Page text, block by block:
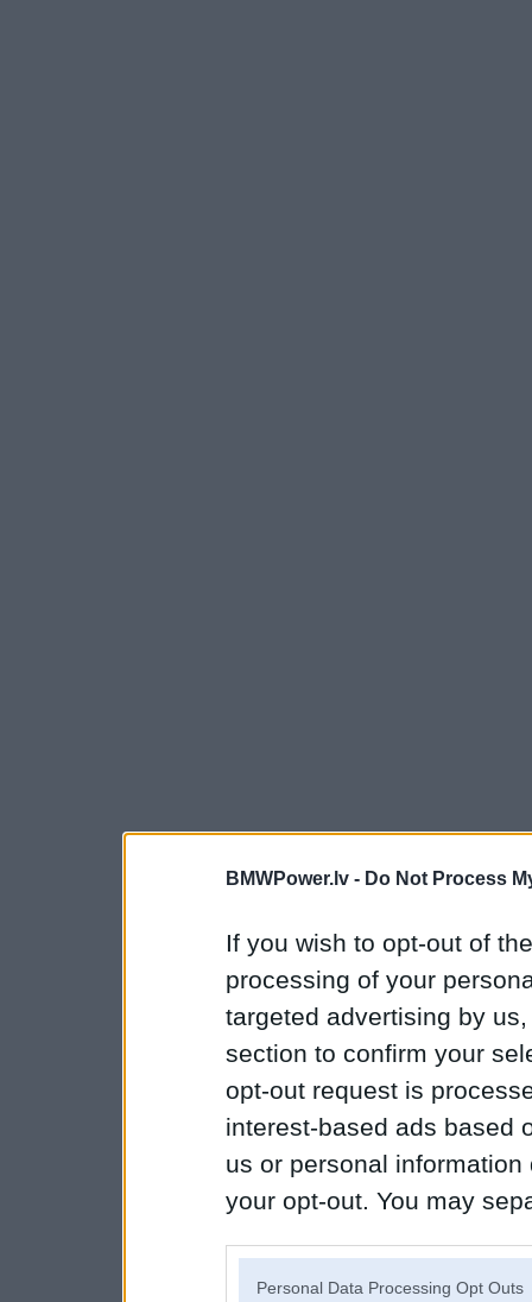
BMWPower.lv - Do Not Process
If you wish to opt-out of
processing of your
targeted advertising by
section to confirm your
opt-out request is
interest-based ads based
us or personal
your opt-out. You may
Personal Data Processing Opt Outs